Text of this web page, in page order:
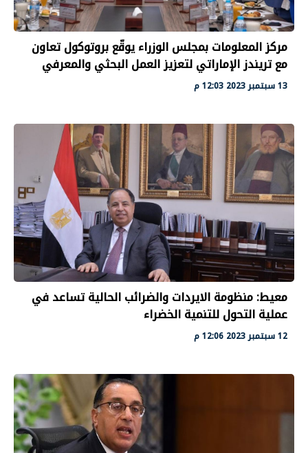
مركز المعلومات بمجلس الوزراء يوقّع بروتوكول تعاون
مع تريندز الإماراتي لتعزيز العمل البحثي والمعرفي
13 سبتمبر 2023 12:03 م
معيط: منظومة الايردات والضرائب الحالية تساعد في
عملية التحول للتنمية الخضراء
12 سبتمبر 2023 12:06 م